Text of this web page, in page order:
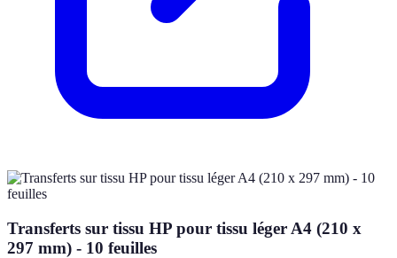
Transferts sur tissu HP pour tissu léger A4 (210 x
297 mm) - 10 feuilles